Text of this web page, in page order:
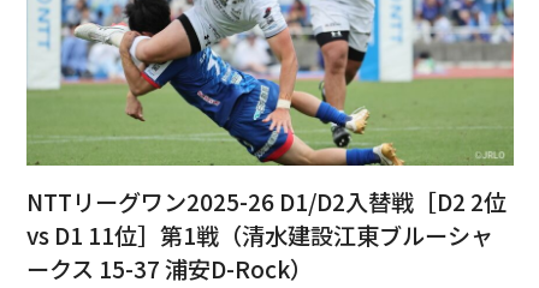
NTTリーグワン2025-26 D1/D2入替戦［D2 2位
vs D1 11位］第1戦（清水建設江東ブルーシャ
ークス 15-37 浦安D-Rock）